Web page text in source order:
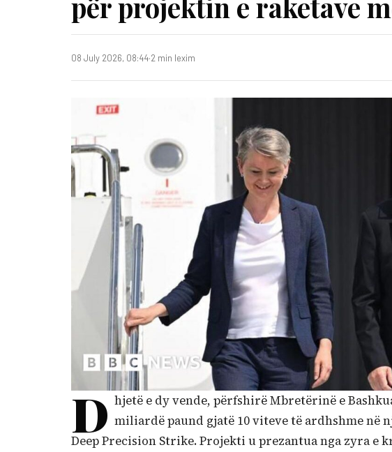
08 July 2026, 08:44·2 min lexim
D hjetë e dy vende, përfshirë Mbretërinë e
miliardë paund gjatë 10 viteve të ardhshme në
Deep Precision Strike. Projekti u prezantua nga zyra